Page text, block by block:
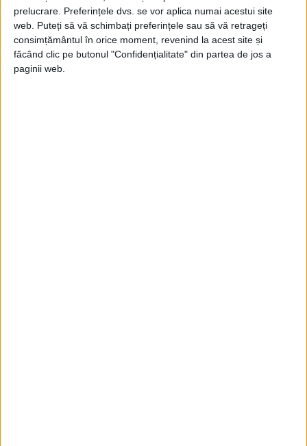
prelucrare. Preferințele dvs. se vor aplica numai acestui site
web. Puteți să vă schimbați preferințele sau să vă retrageți
consimțământul în orice moment, revenind la acest site și
făcând clic pe butonul "Confidențialitate" din partea de jos a
paginii web.
Printre filmele recente care vor fi
proiectate se numără drama de război
Sacrificiul, din 2020, despre Războiul din
Coreea, din 1953.